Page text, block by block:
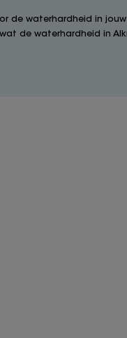
de waterhardheid in
de waterhardheid in